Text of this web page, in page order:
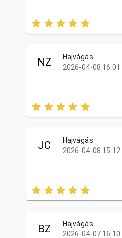
NZ
Hajvágás
2026-04-08 16:01
JC
Hajvágás
2026-04-08 15:12
BZ
Hajvágás
2026-04-07 16:10